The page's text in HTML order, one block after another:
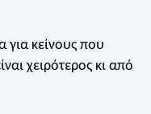
για κείνους που
χειρότερος κι από